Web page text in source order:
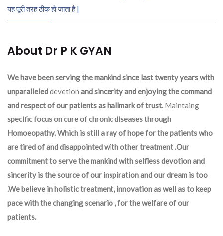
यह पूरी तरह ठीक हो जाता है |
About Dr P K GYAN
We have been serving the mankind since last twenty years with
unparalleleddevetion and sincerity and enjoying the command
and respect of our patients as hallmark of trust. Maintaing
specific focus on cure of chronic diseases through
Homoeopathy. Which is still a ray of hope for the patients who
are tired of and disappointed with other treatment .Our
commitment to serve the mankind with selfless devotion and
sincerity is the source of our inspiration and our dream is too
.We believe in holistic treatment, innovation as well as to keep
pace with the changing scenario , for the welfare of our
patients.